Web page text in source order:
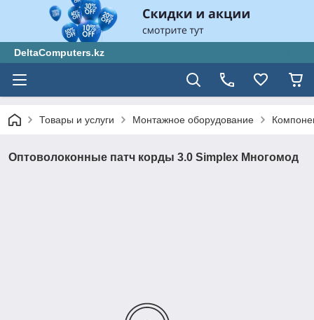
DeltaComputers.kz
Товары и услуги Монтажное оборудование
Оптоволоконные патч корды 3.0 Simplex Многомод